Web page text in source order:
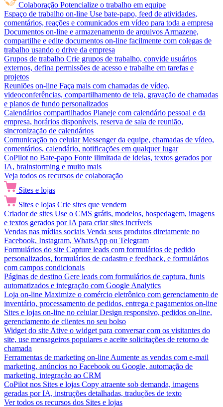
Colaboração Potencialize o trabalho em equipe
Espaço de trabalho on-line Use bate-papo, feed de atividades,
comentários, reações e comunicados em vídeo para toda a empresa
Documentos on-line e armazenamento de arquivos Armazene,
compartilhe e edite documentos on-line facilmente com colegas de
trabalho usando o drive da empresa
Grupos de trabalho Crie grupos de trabalho, convide usuários
externos, defina permissões de acesso e trabalhe em tarefas e
projetos
Reuniões on-line Faça mais com chamadas de vídeo,
videoconferências, compartilhamento de tela, gravação de chamadas
e planos de fundo personalizados
Calendários compartilhados Planeje com calendário pessoal e da
empresa, horários disponíveis, reserva de sala de reunião,
sincronização de calendários
Comunicação no celular Messenger da equipe, chamadas de vídeo,
comentários, calendário, notificações em qualquer lugar
CoPilot no Bate-papo Fonte ilimitada de ideias, textos gerados por
IA, brainstorming e muito mais
Veja todos os recursos de colaboração
Sites e lojas
Sites e lojas Crie sites que vendem
Criador de sites Use o CMS grátis, modelos, hospedagem, imagens
e textos gerados por IA para criar sites incríveis
Vendas nas mídias sociais Venda seus produtos diretamente no
Facebook, Instagram, WhatsApp ou Telegram
Formulários do site Capture leads com formulários de pedido
personalizados, formulários de cadastro e feedback, e formulários
com campos condicionais
Páginas de destino Gere leads com formulários de captura, funis
automatizados e integração com Google Analytics
Loja on-line Maximize o comércio eletrônico com gerenciamento de
inventário, processamento de pedidos, entrega e pagamentos on-line
Sites e lojas on-line no celular Design responsivo, pedidos on-line,
gerenciamento de clientes no seu bolso
Widget do site Ative o widget para conversar com os visitantes do
site, use mensageiros populares e aceite solicitações de retorno de
chamada
Ferramentas de marketing on-line Aumente as vendas com e-mail
marketing, anúncios no Facebook ou Google, automação de
marketing, integração ao CRM
CoPilot nos Sites e lojas Copy atraente sob demanda, imagens
geradas por IA, instruções detalhadas, traduções de texto
Ver todos os recursos dos Sites e lojas